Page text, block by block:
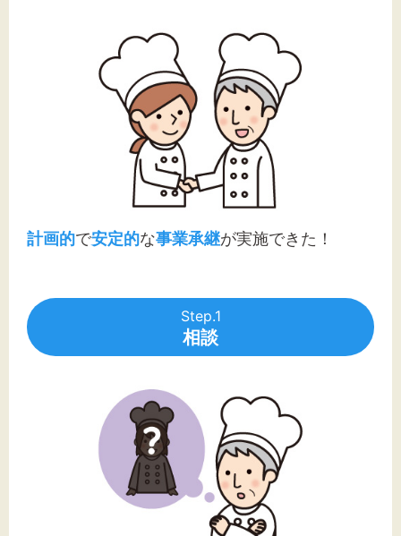
計画的で安定的な事業承継が実施できた！
Step.1
相談